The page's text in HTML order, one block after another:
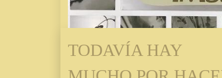
TODAVÍA HAY